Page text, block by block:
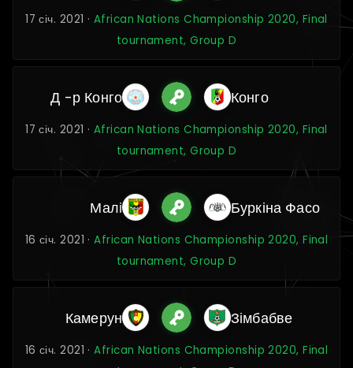
17 січ. 2021 · African Nations Championship 2020, Final
tournament, Group D
Д -р Конго Конго
17 січ. 2021 · African Nations Championship 2020, Final
tournament, Group D
Малі Буркіна Фасо
16 січ. 2021 ·African Nations Championship 2020, Final
tournament, Group D
Камерун Зімбабве
16 січ. 2021 ·African Nations Championship 2020, Final